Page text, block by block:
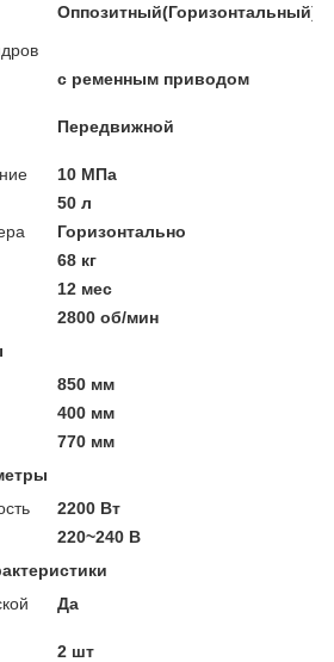
Оппозитный(Горизонтальный)
с ременным приводом
Передвижной
10 МПа
50 л
Горизонтально
68 кг
12 мес
2800 об/мин
850 мм
400 мм
770 мм
2200 Вт
220~240 В
Да
2 шт